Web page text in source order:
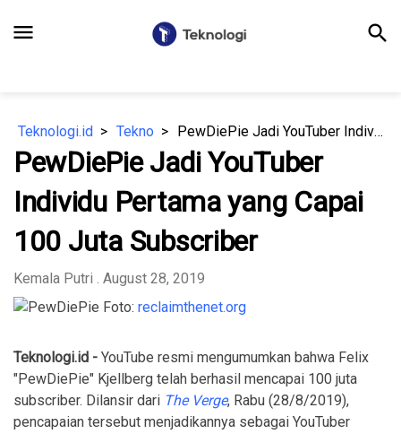
menu search
Teknologi.id Tekno PewDiePie Jadi YouTuber Individu Pertama yang Capai 100 Juta Subscriber
PewDiePie Jadi YouTuber
Individu Pertama yang Capai
100 Juta Subscriber
Kemala Putri . August 28, 2019
Foto: reclaimthenet.org
Teknologi.id - YouTube resmi mengumumkan bahwa Felix
"PewDiePie" Kjellberg telah berhasil mencapai 100 juta
subscriber. Dilansir dari The Verge, Rabu (28/8/2019),
pencapaian tersebut menjadikannya sebagai YouTuber